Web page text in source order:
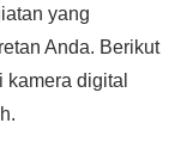
yang
Anda. Berikut
digital